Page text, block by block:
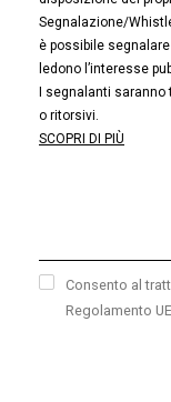
Segnalazione/
è possibile
ledono l’interesse
I segnalanti
o ritorsivi.
SCOPRI DI PIÙ
Consento al
Regolamento